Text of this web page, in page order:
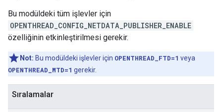
Bu modüldeki tüm işlevler için
OPENTHREAD_CONFIG_NETDATA_PUBLISHER_ENABLE
özelliğinin etkinleştirilmesi gerekir.
Not: Bu modüldeki işlevler için OPENTHREAD_FTD=1 veya
OPENTHREAD_MTD=1 gerekir.
Sıralamalar